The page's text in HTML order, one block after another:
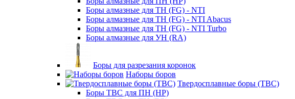
Боры алмазные для ТН (FG) - NTI
Боры алмазные для ТН (FG) - NTI Abacus
Боры алмазные для ТН (FG) - NTI Turbo
Боры алмазные для УН (RA)
Боры для разрезания коронок
Наборы боров
Твердосплавные боры (ТВС)
Боры ТВС для ПН (HP)